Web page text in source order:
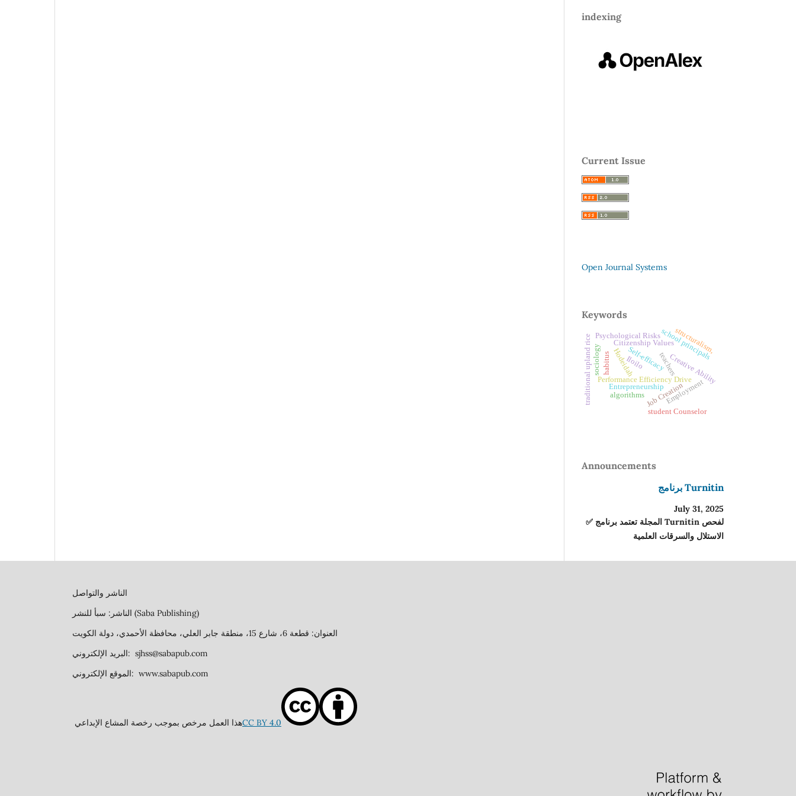
indexing
Current Issue
Open Journal Systems
Keywords
Employment
Performance Efficiency Drive
Iloilo
Job Creation
Entrepreneurship
Creative Ability
Self-efficacy
traditional upland rice Hodeidah
Citizenship Values
algorithms
teachers
school principals
Psychological Risks
habitus
sociology
student Counselor
structuralism,
Announcements
برنامج Turnitin
July 31, 2025
✅ المجلة تعتمد برنامج Turnitin لفحص
الاستلال والسرقات العلمية
الناشر والتواصل
الناشر: سبأ للنشر (Saba Publishing)
العنوان: قطعة 6، شارع 15، منطقة جابر العلي، محافظة الأحمدي، دولة الكويت
البريد الإلكتروني: sjhss@sabapub.com
الموقع الإلكتروني: www.sabapub.com
هذا العمل مرخص بموجب رخصة المشاع الإبداعيCC BY 4.0